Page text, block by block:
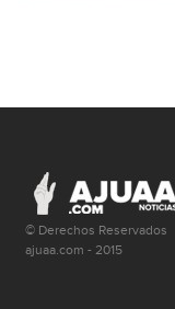
© Derechos Reservados
ajuaa.com - 2015